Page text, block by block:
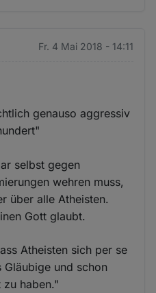
Fr. 4 Mai 2018 - 14:11
genauso aggressiv
selbst gegen
wehren muss,
über alle Atheisten.
Gott glaubt.
Atheisten sich per se
und schon
zu haben."